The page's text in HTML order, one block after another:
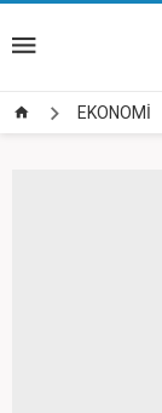
EKONOMİ